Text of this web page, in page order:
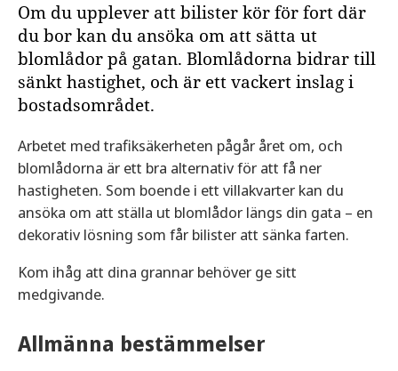
Om du upplever att bilister kör för fort där
du bor kan du ansöka om att sätta ut
blomlådor på gatan. Blomlådorna bidrar till
sänkt hastighet, och är ett vackert inslag i
bostadsområdet.
Arbetet med trafiksäkerheten pågår året om, och
blomlådorna är ett bra alternativ för att få ner
hastigheten. Som boende i ett villakvarter kan du
ansöka om att ställa ut blomlådor längs din gata – en
dekorativ lösning som får bilister att sänka farten.
Kom ihåg att dina grannar behöver ge sitt
medgivande.
Allmänna bestämmelser